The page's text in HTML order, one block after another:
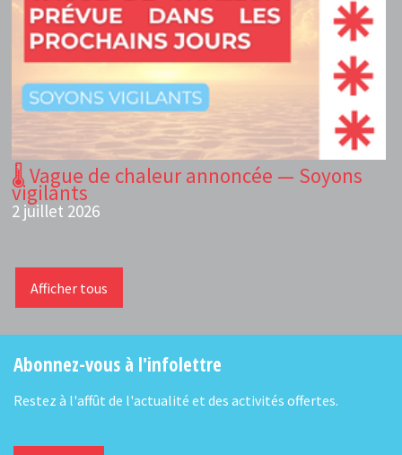
🌡️ Vague de chaleur annoncée — Soyons
vigilants
2 juillet 2026
Afficher tous
Abonnez-vous à l'infolettre
Restez à l'affût de l'actualité et des activités offertes.